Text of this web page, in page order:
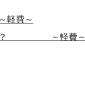
費～
な？ ～軽費